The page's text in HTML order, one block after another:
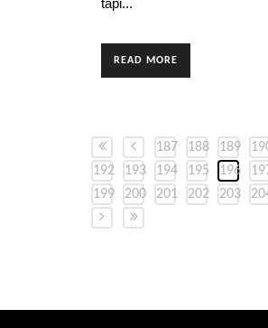
tapi...
READ MORE
187 188 189
192
193 194 195 196
199
200 201 202 203